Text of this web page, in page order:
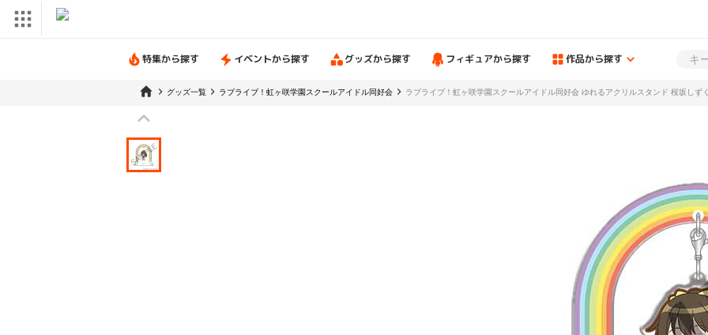
特集から探す イベントから探す グッズから探す フィギュアから探す 作品から探す
グッズ一覧 ラブライブ！虹ヶ咲学園スクールアイドル同好会 ラブライブ！虹ヶ咲学園スクールアイドル同好会 ゆれるアクリルスタンド 桜坂しず